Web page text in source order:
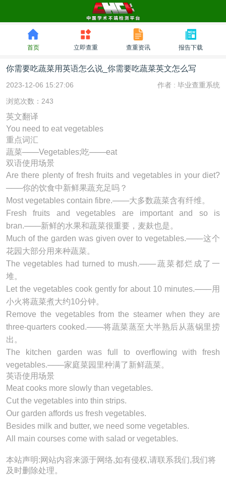
首页 立即查重 查重资讯 报告下载
你需要吃蔬菜用英语怎么说_你需要吃蔬菜英文怎么写
2023-12-06 15:27:06 作者 : 毕业查重系统
浏览次数：243
英文翻译
You need to eat vegetables
重点词汇
蔬菜───Vegetables;吃───eat
双语使用场景
Are there plenty of fresh fruits and vegetablesin your diet?
───你的饮食中新鲜果蔬充足吗？
Most vegetables contain fibre.───大多数蔬菜含有纤维。
Fresh fruits andvegetables are important and so is
bran.───新鲜的水果和蔬菜很重要，麦麸也是。
Much of the garden was given over tovegetables.───这个
花园大部分用来种蔬菜。
Thevegetables had turned to mush.───蔬菜都烂成了一
堆。
Let the vegetablescook gently for about 10 minutes.───用
小火将蔬菜煮大约10分钟。
Remove the vegetablesfrom the steamer when they are
three-quarters cooked.───将蔬菜蒸至大半熟后从蒸锅里捞
出。
The kitchen garden was full to overflowing with fresh
vegetables.───家庭菜园里种满了新鲜蔬菜。
英语使用场景
Meat cooks more slowly than vegetables.
Cut the vegetables into thin strips.
Our garden affords us fresh vegetables.
Besides milk and butter, we need some vegetables.
All main courses come with salad or vegetables.
本站声明:网站内容来源于网络,如有侵权,请联系我们,我们将
及时删除处理。